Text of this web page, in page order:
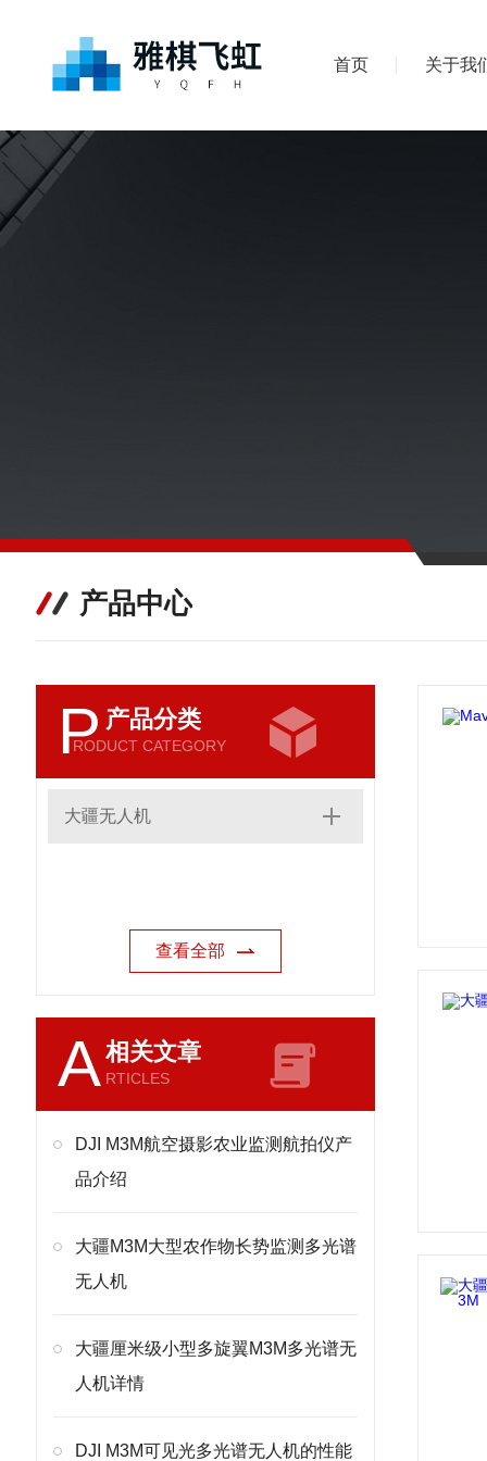
首页 关于我
产品中心
P 产品分类
RODUCT CATEGORY
大疆无人机
查看全部
A相关文章
RTICLES
DJI M3M航空摄影农业监测航拍仪产
品介绍
大疆M3M大型农作物长势监测多光谱
无人机
大疆厘米级小型多旋翼M3M多光谱无
人机详情
DJI M3M可见光多光谱无人机的性能